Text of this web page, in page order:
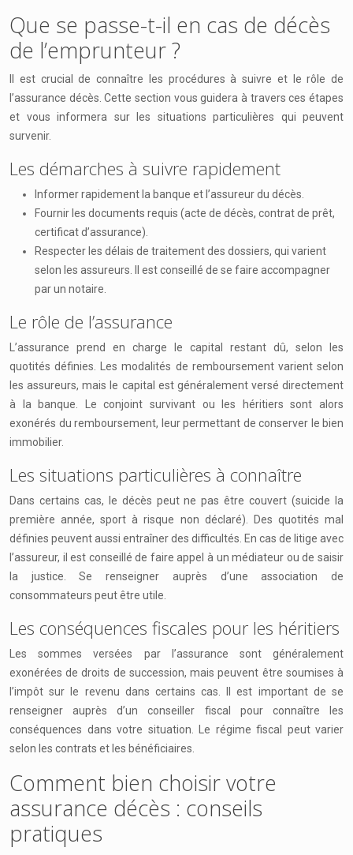
Que se passe-t-il en cas de décès
de l’emprunteur ?
Il est crucial de connaître les procédures à suivre et le rôle de
l’assurance décès. Cette section vous guidera à travers ces étapes
et vous informera sur les situations particulières qui peuvent
survenir.
Les démarches à suivre rapidement
Informer rapidement la banque et l’assureur du décès.
Fournir les documents requis (acte de décès, contrat de prêt,
certificat d’assurance).
Respecter les délais de traitement des dossiers, qui varient
selon les assureurs. Il est conseillé de se faire accompagner
par un notaire.
Le rôle de l’assurance
L’assurance prend en charge le capital restant dû, selon les
quotités définies. Les modalités de remboursement varient selon
les assureurs, mais le capital est généralement versé directement
à la banque. Le conjoint survivant ou les héritiers sont alors
exonérés du remboursement, leur permettant de conserver le bien
immobilier.
Les situations particulières à connaître
Dans certains cas, le décès peut ne pas être couvert (suicide la
première année, sport à risque non déclaré). Des quotités mal
définies peuvent aussi entraîner des difficultés. En cas de litige avec
l’assureur, il est conseillé de faire appel à un médiateur ou de saisir
la justice. Se renseigner auprès d’une association de
consommateurs peut être utile.
Les conséquences fiscales pour les héritiers
Les sommes versées par l’assurance sont généralement
exonérées de droits de succession, mais peuvent être soumises à
l’impôt sur le revenu dans certains cas. Il est important de se
renseigner auprès d’un conseiller fiscal pour connaître les
conséquences dans votre situation. Le régime fiscal peut varier
selon les contrats et les bénéficiaires.
Comment bien choisir votre
assurance décès : conseils
pratiques